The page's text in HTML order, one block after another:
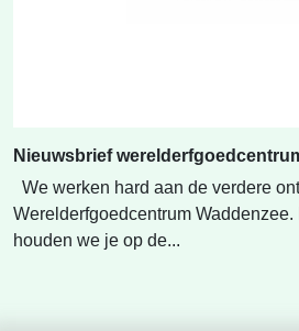
Nieuwsbrief
We werken hard aan de verdere
Werelderfgoedcentrum
houden we je op de...